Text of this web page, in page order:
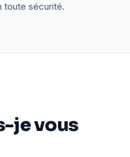
toute sécurité.
je vous